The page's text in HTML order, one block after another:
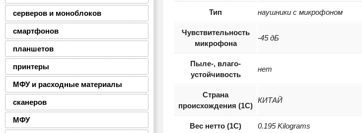
серверов и моноблоков
смартфонов
планшетов
принтеры
МФУ и расходные материалы
сканеров
МФУ
Тип наушники с микрофоном
Чувствительность
микрофона
-45 дБ
Пыле-, влаго-
устойчивость
нет
Страна
происхождения (1С)
КИТАЙ
Вес нетто (1С) 0.195 Kilograms